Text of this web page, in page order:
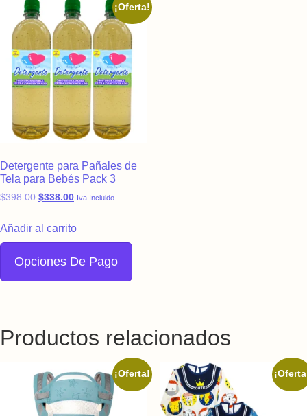
¡Oferta!
Detergente para Pañales de
Tela para Bebés Pack 3
$398.00 Original price was: $398.00.
$338.00Current price is: $338.00.
Iva Incluido
Añadir al carrito
Opciones De Pago
Productos relacionados
¡Oferta!